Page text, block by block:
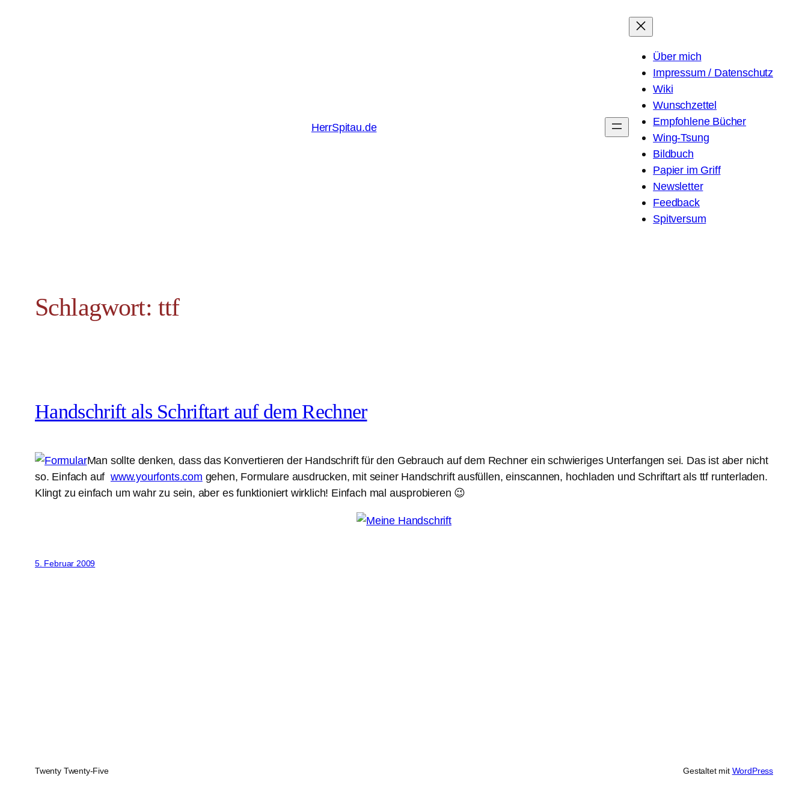
HerrSpitau.de
Über mich
Impressum / Datenschutz
Wiki
Wunschzettel
Empfohlene Bücher
Wing-Tsung
Bildbuch
Papier im Griff
Newsletter
Feedback
Spitversum
Schlagwort: ttf
Handschrift als Schriftart auf dem Rechner
Man sollte denken, dass das Konvertieren der Handschrift für den Gebrauch auf dem Rechner ein schwieriges Unterfangen sei. Das ist aber nicht
so. Einfach auf www.yourfonts.com gehen, Formulare ausdrucken, mit seiner Handschrift ausfüllen, einscannen, hochladen und Schriftart als ttf runterladen.
Klingt zu einfach um wahr zu sein, aber es funktioniert wirklich! Einfach mal ausprobieren 😉
5. Februar 2009
Twenty Twenty-Five Gestaltet mit WordPress